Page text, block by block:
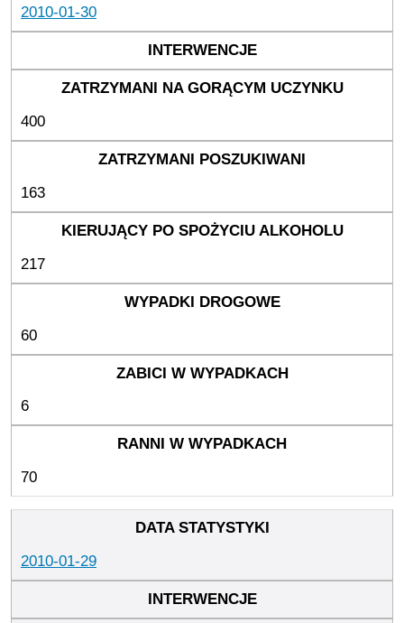
2010-01-30
400
163
217
60
6
70
2010-01-29